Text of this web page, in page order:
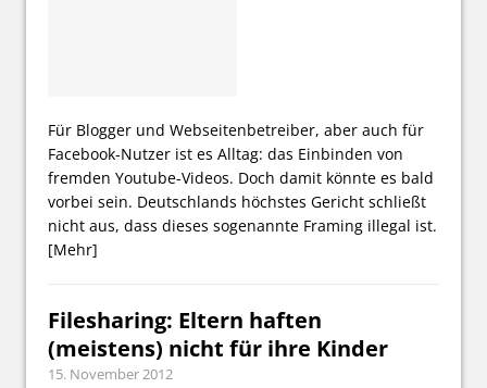
Für Blogger und Webseitenbetreiber, aber auch für
Facebook-Nutzer ist es Alltag: das Einbinden von
fremden Youtube-Videos. Doch damit könnte es bald
vorbei sein. Deutschlands höchstes Gericht schließt
nicht aus, dass dieses sogenannte Framing illegal ist.
[Mehr]
Filesharing: Eltern haften
(meistens) nicht für ihre Kinder
15. November 2012